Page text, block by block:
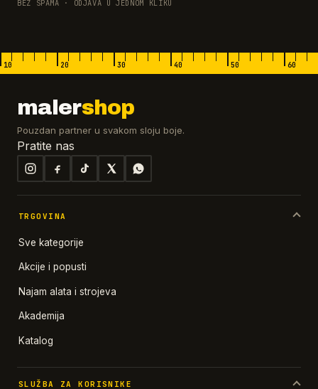
BEZ SPAMA · ODJAVA U JEDNOM KLIKU
10 20 30 40 50 60
malershop
Pouzdan partner u svakom sloju boje.
Pratite nas
TRGOVINA
Sve kategorije
Akcije i popusti
Najam alata i strojeva
Akademija
Katalog
SLUŽBA ZA KORISNIKE